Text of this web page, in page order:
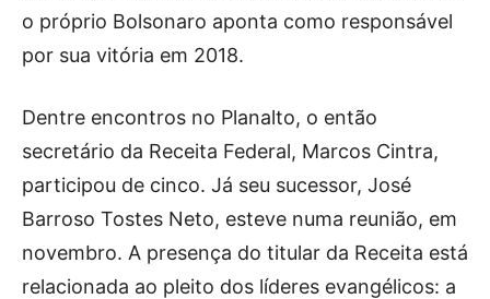
o próprio Bolsonaro aponta como responsável
por sua vitória em 2018.
Dentre encontros no Planalto, o então
secretário da Receita Federal, Marcos Cintra,
participou de cinco. Já seu sucessor, José
Barroso Tostes Neto, esteve numa reunião, em
novembro. A presença do titular da Receita está
relacionada ao pleito dos líderes evangélicos: a